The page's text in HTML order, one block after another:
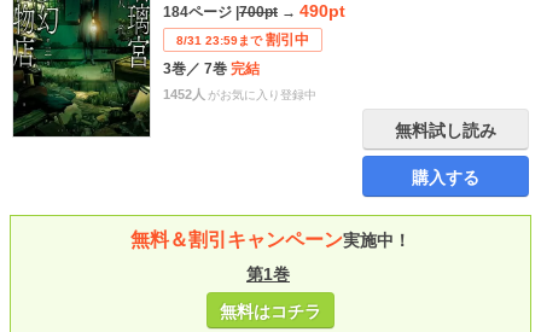
184ページ 700pt → 490pt
8/31 23:59まで 割引中
3巻／ 7巻 完結
1452人 がお気に入り登録中
無料試し読み
購入する
無料＆割引キャンペーン実施中！
第1巻
無料はコチラ